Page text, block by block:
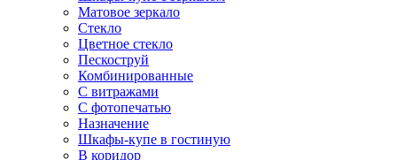
Матовое зеркало
Стекло
Цветное стекло
Пескоструй
Комбинированные
С витражами
С фотопечатью
Назначение
Шкафы-купе в гостиную
В коридор